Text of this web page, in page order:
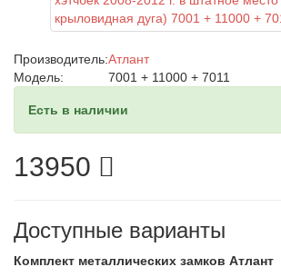
Производитель:Атлант
Модель:
7001 + 11000 + 7011
Есть в наличии
13950
Доступные варианты
Комплект металлических замков Атлант